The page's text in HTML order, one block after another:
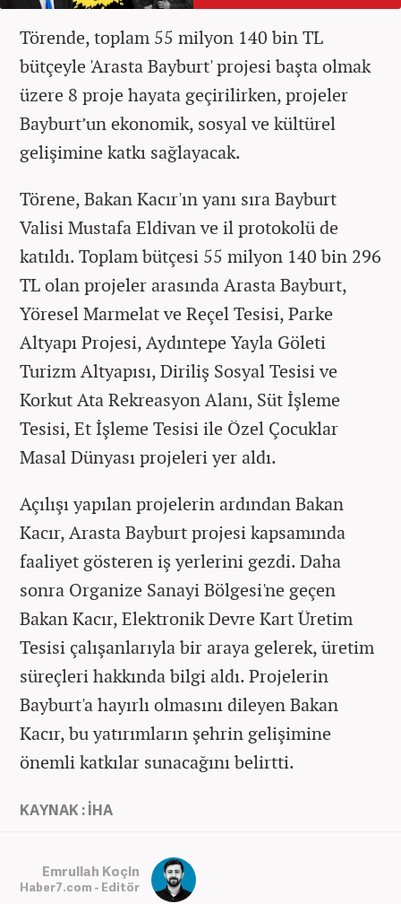
Törende, toplam 55 milyon 140 bin TL
bütçeyle 'Arasta Bayburt' projesi başta olmak
üzere 8 proje hayata geçirilirken, projeler
Bayburt’un ekonomik, sosyal ve kültürel
gelişimine katkı sağlayacak.
Törene, Bakan Kacır'ın yanı sıra Bayburt
Valisi Mustafa Eldivan ve il protokolü de
katıldı. Toplam bütçesi 55 milyon 140 bin 296
TL olan projeler arasında Arasta Bayburt,
Yöresel Marmelat ve Reçel Tesisi, Parke
Altyapı Projesi, Aydıntepe Yayla Göleti
Turizm Altyapısı, Diriliş Sosyal Tesisi ve
Korkut Ata Rekreasyon Alanı, Süt İşleme
Tesisi, Et İşleme Tesisi ile Özel Çocuklar
Masal Dünyası projeleri yer aldı.
Açılışı yapılan projelerin ardından Bakan
Kacır, Arasta Bayburt projesi kapsamında
faaliyet gösteren iş yerlerini gezdi. Daha
sonra Organize Sanayi Bölgesi'ne geçen
Bakan Kacır, Elektronik Devre Kart Üretim
Tesisi çalışanlarıyla bir araya gelerek, üretim
süreçleri hakkında bilgi aldı. Projelerin
Bayburt'a hayırlı olmasını dileyen Bakan
Kacır, bu yatırımların şehrin gelişimine
önemli katkılar sunacağını belirtti.
KAYNAK : İHA
Emrullah Koçin
Haber7.com - Editör